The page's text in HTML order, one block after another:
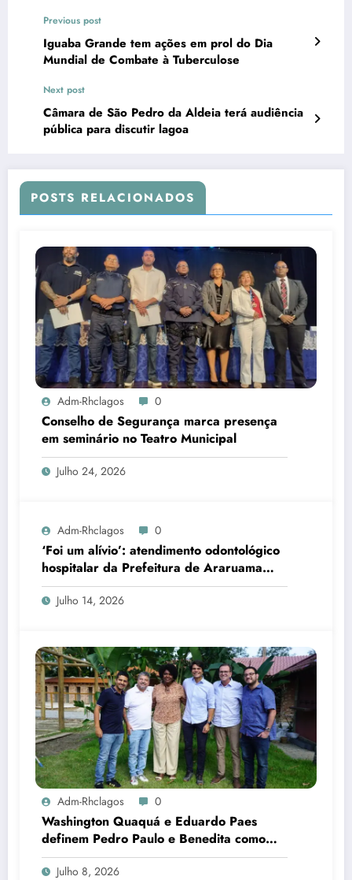
Previous post
Iguaba Grande tem ações em prol do Dia
Mundial de Combate à Tuberculose
Next post
Câmara de São Pedro da Aldeia terá audiência
pública para discutir lagoa
POSTS RELACIONADOS
Adm-Rhclagos 0
Conselho de Segurança marca presença
em seminário no Teatro Municipal
Julho 24, 2026
Adm-Rhclagos 0
‘Foi um alívio’: atendimento odontológico
hospitalar da Prefeitura de Araruama
transforma rotina de famílias atípicas
Julho 14, 2026
Adm-Rhclagos 0
Washington Quaquá e Eduardo Paes
definem Pedro Paulo e Benedita como
candidatos ao Senado no Rio
Julho 8, 2026